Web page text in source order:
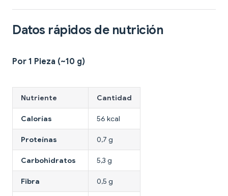
Datos rápidos de nutrición
Por 1 Pieza (~10 g)
Nutriente Cantidad
Calorías 56 kcal
Proteínas 0,7 g
Carbohidratos 5,3 g
Fibra 0,5 g